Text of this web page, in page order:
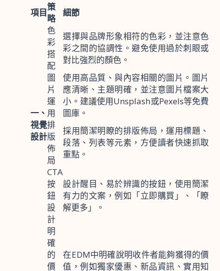
項目
策
略
細節
一、
視覺
設計
色
彩
搭
配
選擇與品牌形象相符的色彩，並注意色
彩之間的協調性。避免使用過於刺眼或
對比強烈的顏色。
圖
片
運
用
使用高品質、與內容相關的圖片。圖片
應清晰、主題明確，並注意圖片檔案大
小。建議使用Unsplash或Pexels等免費
圖庫。
排
版
佈
局
採用簡潔明瞭的排版佈局，運用標題、
段落、列表等元素，方便讀者快速抓取
重點。
CTA
按
鈕
設
計
設計醒目、易於辨識的按鈕，使用簡潔
有力的文案，例如「立即購買」、「瞭
解更多」。
明
確
的
價
在EDM中明確說明收件者能夠獲得的價
值，例如獨家優惠、新品資訊、實用知